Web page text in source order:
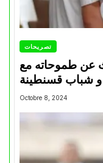
تصريحات
عن طموحاته مع
و شباب قسنطينة
Octobre 8, 2024